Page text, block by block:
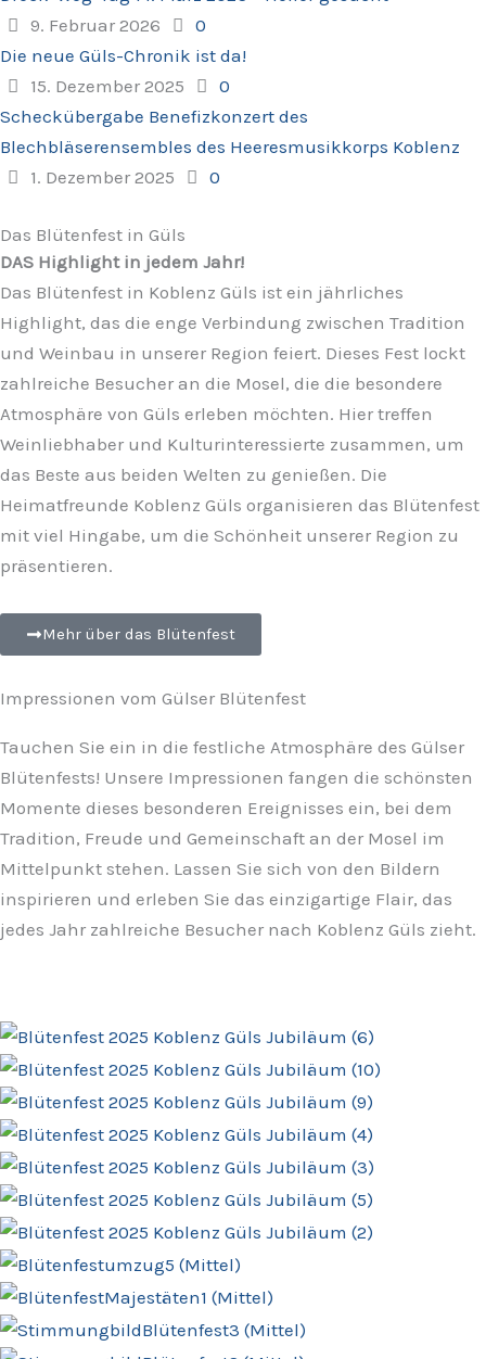
9. Februar 2026
0
Die neue Güls-Chronik ist da!
15. Dezember 2025
0
Scheckübergabe Benefizkonzert des
Blechbläserensembles des Heeresmusikkorps Koblenz
1. Dezember 2025
0
Das Blütenfest in Güls
DAS Highlight in jedem Jahr!
Das Blütenfest in Koblenz Güls ist ein jährliches
Highlight, das die enge Verbindung zwischen Tradition
und Weinbau in unserer Region feiert. Dieses Fest lockt
zahlreiche Besucher an die Mosel, die die besondere
Atmosphäre von Güls erleben möchten. Hier treffen
Weinliebhaber und Kulturinteressierte zusammen, um
das Beste aus beiden Welten zu genießen. Die
Heimatfreunde Koblenz Güls organisieren das Blütenfest
mit viel Hingabe, um die Schönheit unserer Region zu
präsentieren.
Mehr über das Blütenfest
Impressionen vom Gülser Blütenfest
Tauchen Sie ein in die festliche Atmosphäre des Gülser
Blütenfests! Unsere Impressionen fangen die schönsten
Momente dieses besonderen Ereignisses ein, bei dem
Tradition, Freude und Gemeinschaft an der Mosel im
Mittelpunkt stehen. Lassen Sie sich von den Bildern
inspirieren und erleben Sie das einzigartige Flair, das
jedes Jahr zahlreiche Besucher nach Koblenz Güls zieht.